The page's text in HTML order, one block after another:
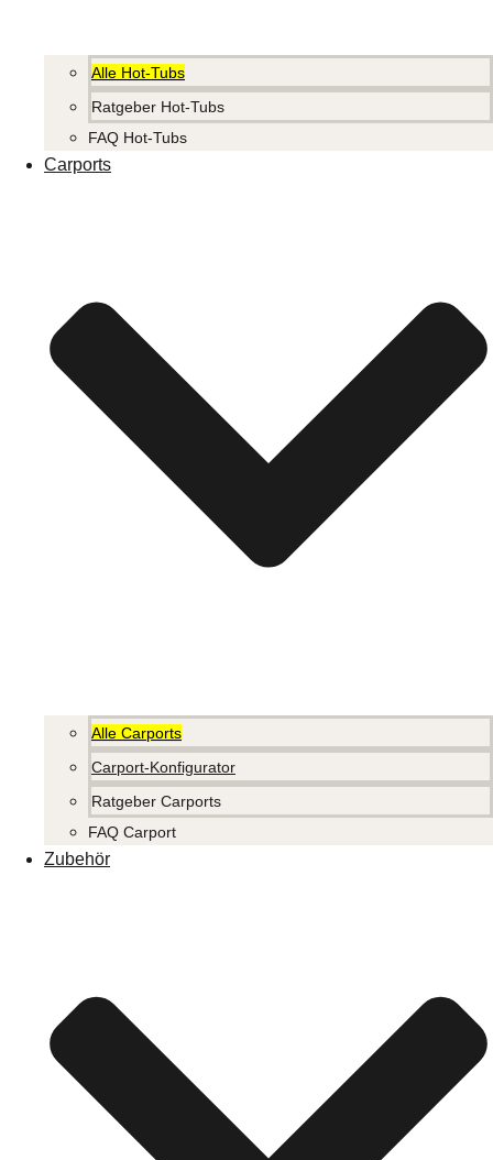
Alle Hot-Tubs
Ratgeber Hot-Tubs
FAQ Hot-Tubs
Carports
Alle Carports
Carport-Konfigurator
Ratgeber Carports
FAQ Carport
Zubehör